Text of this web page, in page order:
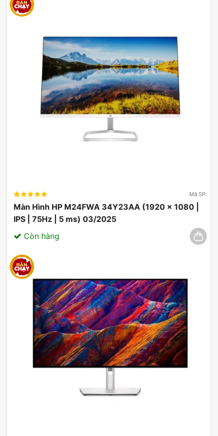
sản xuất của chúng tôi đối với môi trường, màn
bao bì được làm bằng ít nhất 75% các tông tái
Khả năng kết nối linh hoạt
Các cổng kết nối trên màn hình Dell P2722H như
HDMI, DisplayPort, USB 3.2 Gen 1, VGA,… cho
phép kết nối các thiết ngoại vi dễ dàng hơn.
Mã SP:
Màn Hình HP M24FWA 34Y23AA (1920 x 1080 |
IPS | 75Hz | 5 ms) 03/2025
Còn hàng